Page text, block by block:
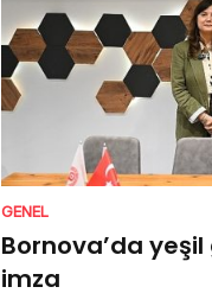
GENEL
Bornova’da
imza